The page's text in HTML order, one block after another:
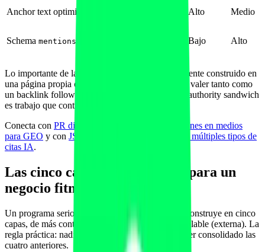
Anchor text optimizado Alto Medio
Schema mentions Bajo Alto
Lo importante de la tabla: un sandwich correctamente construido en
una página propia con autoridad razonable puede valer tanto como
un backlink follow de un dominio relevante, y el authority sandwich
es trabajo que controlas tú al 100%.
Conecta con PR digital, notas de prensa y menciones en medios
para GEO y con JSON-LD schema stacking para múltiples tipos de
citas IA.
Las cinco capas de co-citation para un
negocio fitness
Un programa serio de co-citation engineering se construye en cinco
capas, de más controlable (propia) a menos controlable (externa). La
regla práctica: nadie llega a la quinta capa sin haber consolidado las
cuatro anteriores.